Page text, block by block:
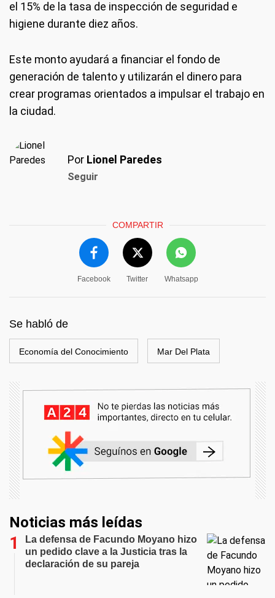
el 15% de la tasa de inspección de seguridad e
higiene durante diez años.
Este monto ayudará a financiar el fondo de
generación de talento y utilizarán el dinero para
crear programas orientados a impulsar el trabajo en
la ciudad.
Por Lionel Paredes
Seguir
COMPARTIR
Facebook Twitter Whatsapp
Se habló de
Economía del Conocimiento Mar Del Plata
Noticias más leídas
La defensa de Facundo Moyano hizo
un pedido clave a la Justicia tras la
declaración de su pareja